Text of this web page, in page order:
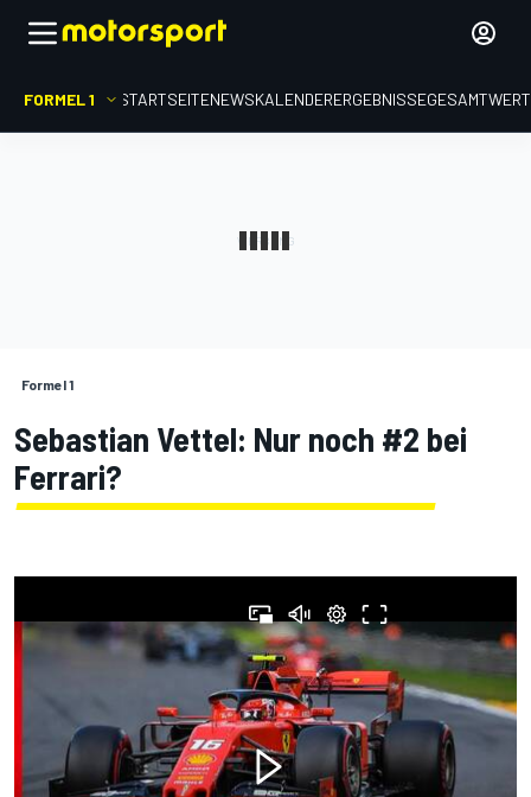
FORMEL 1 STARTSEITENEWSKALENDERERGEBNISSE
Formel 1
Sebastian Vettel: Nur noch #2 bei
Ferrari?